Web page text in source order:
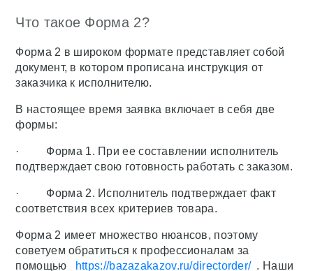
Что такое Форма 2?
Форма 2 в широком формате представляет собой
документ, в котором прописана инструкция от
заказчика к исполнителю.
В настоящее время заявка включает в себя две
формы:
· Форма 1. При ее составлении исполнитель
подтверждает свою готовность работать с заказом.
· Форма 2. Исполнитель подтверждает факт
соответствия всех критериев товара.
Форма 2 имеет множество нюансов, поэтому
советуем обратиться к профессионалам за
помощью
https://bazazakazov.ru/directorder/ . Наши